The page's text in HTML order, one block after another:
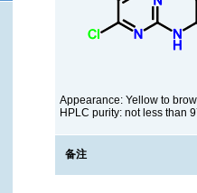
Appearance: Yellow to
HPLC purity: not less than
备注